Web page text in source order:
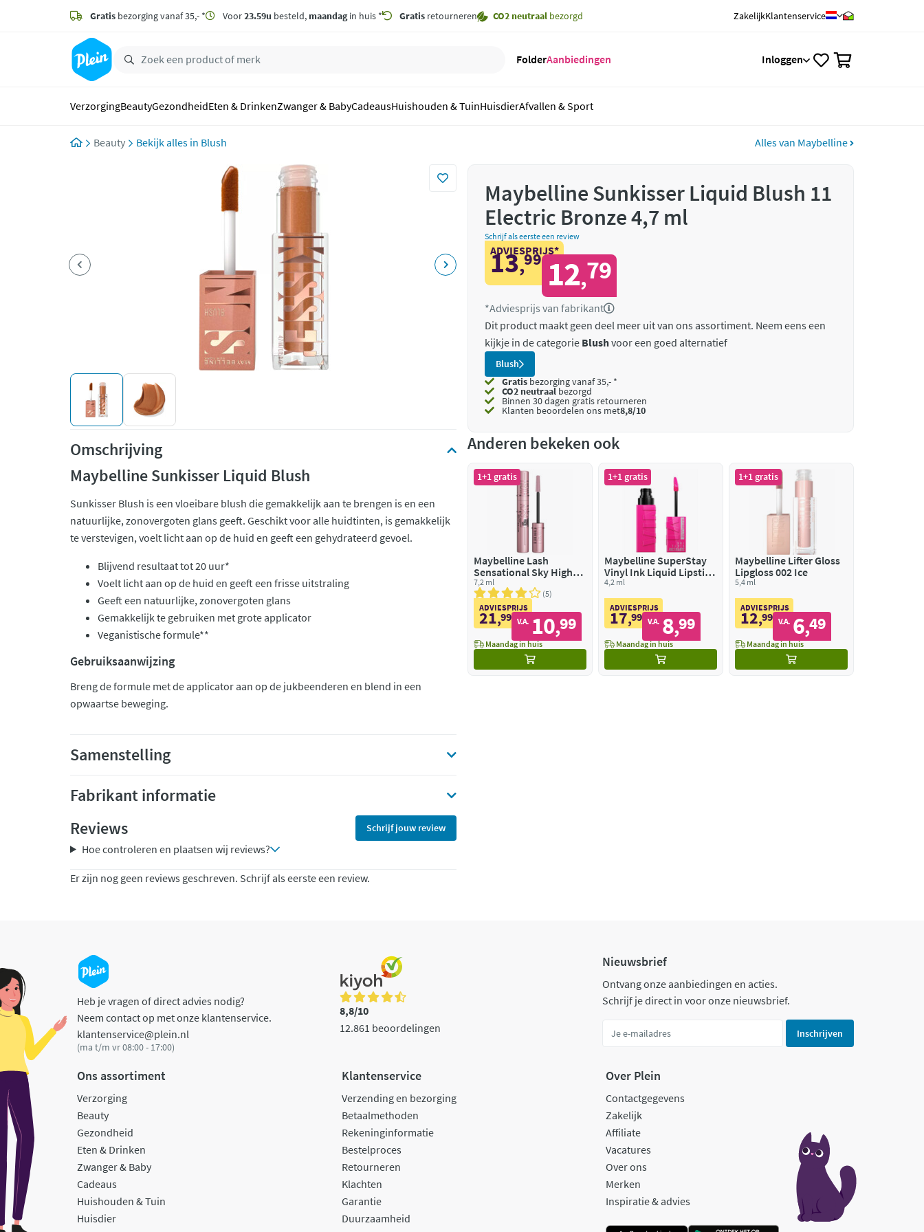
zoeken
hoofdinhoud
Gratis bezorging vanaf 35,- * Voor23.59u besteld, maandagin huis * Gratis retourneren CO2 neutraal bezorgd ZakelijkKlantenservice
FolderAanbiedingen Inloggen
VerzorgingBeautyGezondheidEten & DrinkenZwanger & BabyCadeausHuishouden & TuinHuisdierAfvallen & Sport
Beauty Blush Alles van Maybelline
Omschrijving
Maybelline Sunkisser Liquid Blush
Sunkisser Blush is een vloeibare blush die gemakkelijk aan te brengen is en een
natuurlijke, zonovergoten glans geeft. Geschikt voor alle huidtinten, is gemakkelijk
te verstevigen, voelt licht aan op de huid en geeft een gehydrateerd gevoel.
Blijvend resultaat tot 20 uur*
Voelt licht aan op de huid en geeft een frisse uitstraling
Geeft een natuurlijke, zonovergoten glans
Gemakkelijk te gebruiken met grote applicator
Veganistische formule**
Gebruiksaanwijzing
Breng de formule met de applicator aan op de jukbeenderen en blend in een
opwaartse beweging.
Samenstelling
Fabrikant informatie
Reviews
Schrijf jouw review
Hoe controleren en plaatsen wij reviews?
Er zijn nog geen reviews geschreven. Schrijf als eerste een review.
Maybelline Sunkisser Liquid Blush 11
Electric Bronze 4,7 ml
Schrijf als eerste een review
ADVIESPRIJS*
13,99 12,79
*Adviesprijs van fabrikant
Dit product maakt geen deel meer uit van ons assortiment. Neem eens een
kijkje in de categorie Blushvoor een goed alternatief
Blush
Gratis bezorging vanaf 35,- *
CO2 neutraalbezorgd
Binnen 30 dagen gratis retourneren
Klanten beoordelen ons met8,8/10
Anderen bekeken ook
1+1 gratis
Maybelline Lash
Sensational Sky High
Mascara Very Black
7,2 ml
5
ADVIESPRIJS
21,99 V.A. 10,99
Maandag in huis
1+1 gratis
Maybelline SuperStay
Vinyl Ink Liquid Lipstick
150 Striking
4,2 ml
ADVIESPRIJS
17,99 V.A. 8,99
Maandag in huis
1+1 gratis
Maybelline Lifter Gloss
Lipgloss 002 Ice
5,4 ml
ADVIESPRIJS
12,99 V.A. 6,49
Maandag in huis
Heb je vragen of direct advies nodig?
Neem contact op met onze klantenservice.
klantenservice@plein.nl
(ma t/m vr 08:00 - 17:00)
8,8/10
12.861 beoordelingen
Nieuwsbrief
Ontvang onze aanbiedingen en acties.
Schrijf je direct in voor onze nieuwsbrief.
Inschrijven
Ons assortiment
Verzorging
Beauty
Gezondheid
Eten & Drinken
Zwanger & Baby
Cadeaus
Huishouden & Tuin
Huisdier
Klantenservice
Verzending en bezorging
Betaalmethoden
Rekeninginformatie
Bestelproces
Retourneren
Klachten
Garantie
Duurzaamheid
Over Plein
Contactgegevens
Zakelijk
Affiliate
Vacatures
Over ons
Merken
Inspiratie & advies